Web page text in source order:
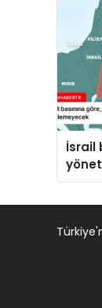
İsrail